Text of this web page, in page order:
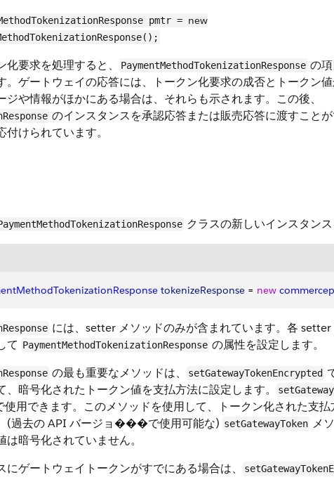
pmtr = new
要求を処理すると、 PaymentMethodTokenizationResponse の
。ゲートウェイの応答には、トークン化要求の成否とトークン
や情報がほかにある場合は、それらも示されます。この後、
のインスタンスを承認応答または販売応答に渡すこと
けられています。
クラスの新しいインスタンス
tokenizeResponse = new
には、setter メソッドのみが含まれています。各
て PaymentMethodTokenizationResponse の属性を設定します。
の最も重要なメソッドは、 setGatewayTokenEncrypted
、暗号化されたトークン値を支払方法に設定します。
用できます。このメソッドを使用して、トークン化された支
(過去の API バージョ���で使用可能な) setGatewayToken メ
暗号化されていません。
ゲートウェイトークンがすでにある場合は、